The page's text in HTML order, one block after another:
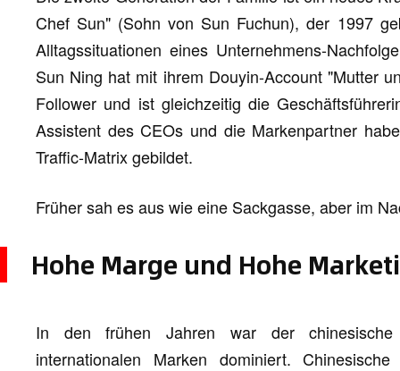
Chef Sun" (Sohn von Sun Fuchun), der 1997
Alltagssituationen eines Unternehmens-
Sun Ning hat mit ihrem Douyin-Account "Mutter
Follower und ist gleichzeitig die
Assistent des CEOs und die Markenpartner
Traffic-Matrix gebildet.
Früher sah es aus wie eine Sackgasse, aber im
Hohe Marge und Hohe
In den frühen Jahren war der chinesische
internationalen Marken dominiert.